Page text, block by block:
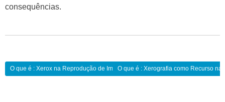
consequências.
Navegação
O que é : Xerox na Reprodução de Imagens Didáticas:O que é : Xerografia como Recurso